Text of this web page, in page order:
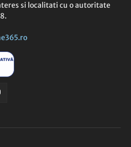
si localitati cu o autoritate